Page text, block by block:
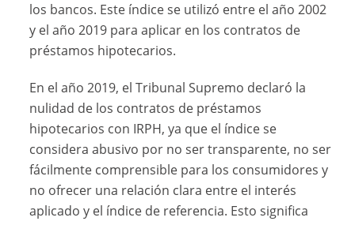
los bancos. Este índice se utilizó entre el año 2002
y el año 2019 para aplicar en los contratos de
préstamos hipotecarios.
En el año 2019, el Tribunal Supremo declaró la
nulidad de los contratos de préstamos
hipotecarios con IRPH, ya que el índice se
considera abusivo por no ser transparente, no ser
fácilmente comprensible para los consumidores y
no ofrecer una relación clara entre el interés
aplicado y el índice de referencia. Esto significa